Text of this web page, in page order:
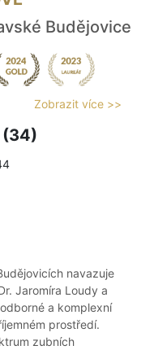
Budějovice
Zobrazit více >>
(34)
navazuje
Jaromíra Loudy a
a komplexní
prostředí.
zubních